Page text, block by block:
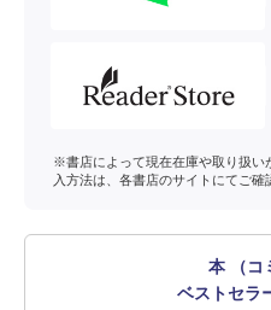
※書店によって現在在庫や取り扱い
入方法は、各書店のサイトにてご確
本 （コ
ベストセラ